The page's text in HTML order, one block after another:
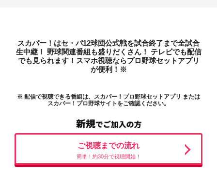
スカパー！はセ・パ12球団公式戦を試合終了まで全試合
生中継！
野球関連番組も盛りだくさん！
テレビでも配信
でも見られます！スマホ視聴ならプロ野球セットアプリ
が便利！※
※ 配信で視聴できる番組は、スカパー！プロ野球セットアプリ または
スカパー！プロ野球サイトをご確認ください。
ご視聴までの流れ
簡単！約30分で視聴開始！